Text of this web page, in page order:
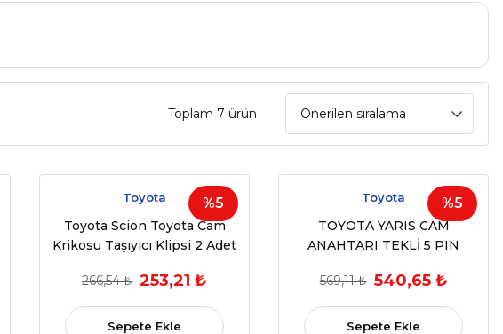
Toplam 7 ürün
%5
Toyota
Toyota Scion Toyota Cam
Krikosu Taşıyıcı Klipsi 2 Adet
699510D030
266,54 ₺ 253,21 ₺
Sepete Ekle
%5
Toyota
TOYOTA YARIS CAM
ANAHTARI TEKLİ 5 PIN
569,11 ₺ 540,65 ₺
Sepete Ekle